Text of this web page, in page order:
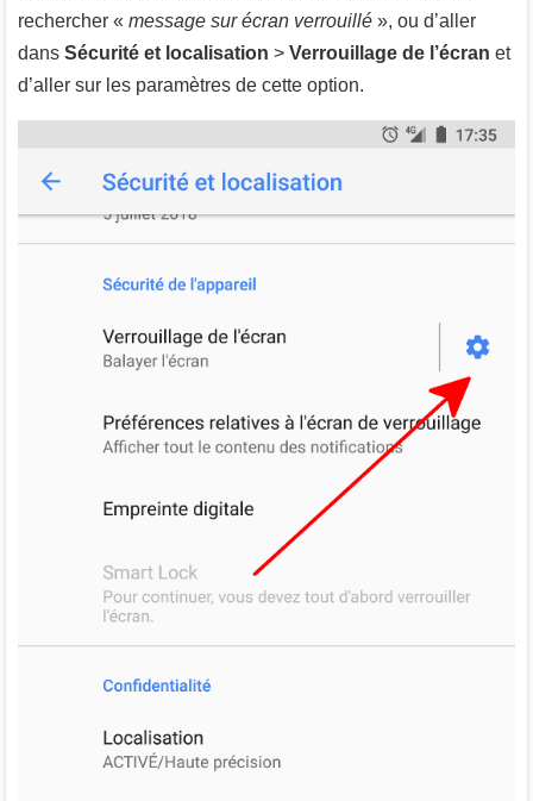
rechercher « message sur écran verrouillé », ou d’aller
dans Sécurité et localisation > Verrouillage de l’écran et
d’aller sur les paramètres de cette option.